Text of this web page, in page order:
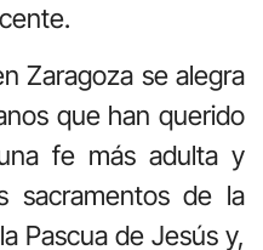
Zaragoza se alegra
que han querido
fe más adulta y
sacramentos de la
Pascua de Jesús y,